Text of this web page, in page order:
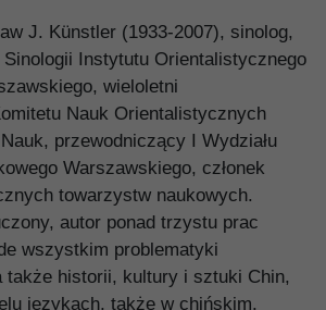
J. Künstler (1933-2007), sinolog,
Sinologii Instytutu Orientalistycznego
wieloletni
Nauk Orientalistycznych
przewodniczący I Wydziału
Warszawskiego, członek
towarzystw naukowych.
autor ponad trzystu prac
wszystkim problematyki
także historii, kultury i sztuki Chin,
językach, także w chińskim.